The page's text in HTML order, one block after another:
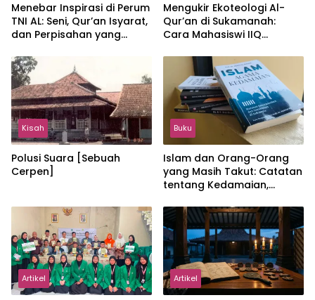
Menebar Inspirasi di Perum
TNI AL: Seni, Qur’an Isyarat,
dan Perpisahan yang
Mengukir Ekoteologi Al-
Qur’an di Sukamanah:
Cara Mahasiswi IIQ
Jonggol
Kisah
Polusi Suara [Sebuah
Cerpen]
Buku
Islam dan Orang-Orang
yang Masih Takut: Catatan
tentang Kedamaian,
dalam Pemikiran Masykuri
Abdillah
Artikel Artikel